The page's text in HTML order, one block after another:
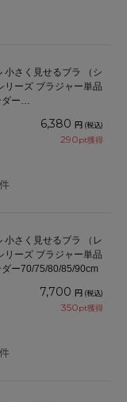
小さく見せるブラ （シ
リーズ ブラジャー単品
6,380 円 (税込)
290pt獲得
小さく見せるブラ （レ
リーズ ブラジャー単品
カップ アンダー70/75/80/85/90cm
7,700 円 (税込)
350pt獲得